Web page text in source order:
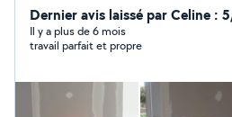
Cheminées sur mesure -Tubage
Ramonage -Entretien de poêle à
chaudière fioul Jai un CAP de metallier serrurier soudeur
Corp de métier je suis très
Dernier avis laissé par Celine :
Il y a plus de 6 mois
travail parfait et propre